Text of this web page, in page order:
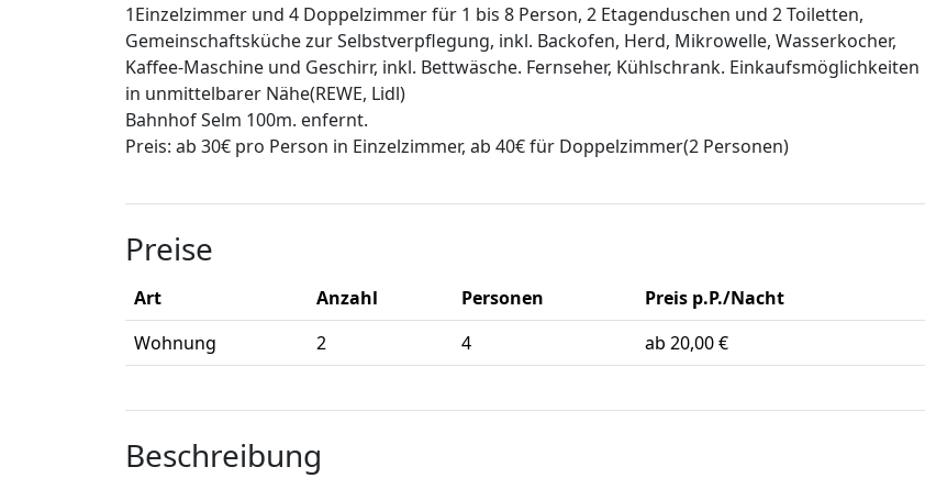
1Einzelzimmer und 4 Doppelzimmer für 1 bis 8 Person, 2 Etagenduschen und 2 Toiletten,
Gemeinschaftsküche zur Selbstverpflegung, inkl. Backofen, Herd, Mikrowelle, Wasserkocher,
Kaffee-Maschine und Geschirr, inkl. Bettwäsche. Fernseher, Kühlschrank. Einkaufsmöglichkeiten
in unmittelbarer Nähe(REWE, Lidl)
Bahnhof Selm 100m. enfernt.
Preis: ab 30€ pro Person in Einzelzimmer, ab 40€ für Doppelzimmer(2 Personen)
Preise
Art Anzahl Personen
Preis p.P./Nacht
Wohnung
2 4 ab 20,00 €
Beschreibung